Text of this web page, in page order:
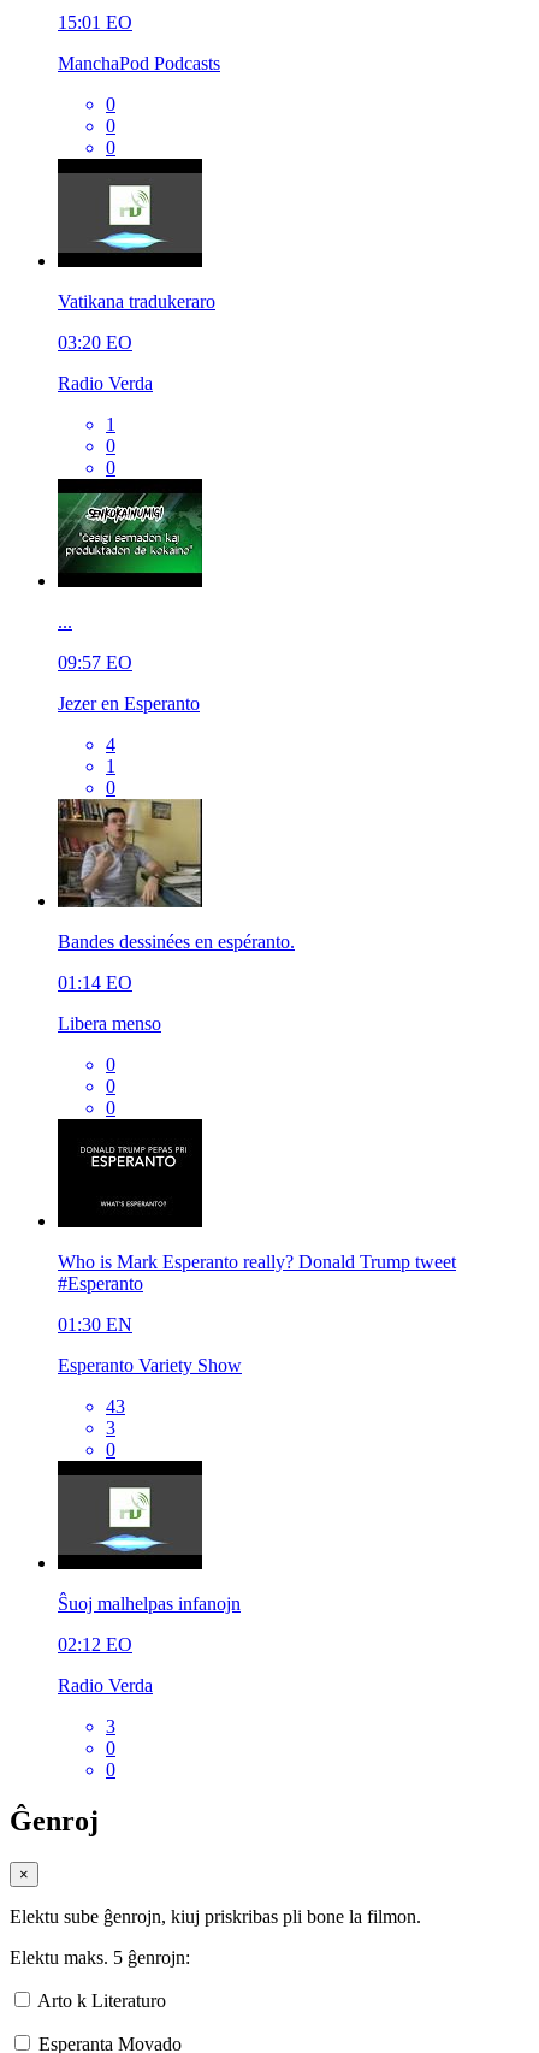
15:01 EO
ManchaPod Podcasts
0
0
0
Vatikana tradukeraro
03:20 EO
Radio Verda
1
0
0
...
09:57 EO
Jezer en Esperanto
4
1
0
Bandes dessinées en espéranto.
01:14 EO
Libera menso
0
0
0
Who is Mark Esperanto really? Donald Trump tweet
#Esperanto
01:30 EN
Esperanto Variety Show
43
3
0
Ŝuoj malhelpas infanojn
02:12 EO
Radio Verda
3
0
0
Ĝenroj
×
Elektu sube ĝenrojn, kiuj priskribas pli bone la filmon.
Elektu maks. 5 ĝenrojn:
Arto k Literaturo
Esperanta Movado